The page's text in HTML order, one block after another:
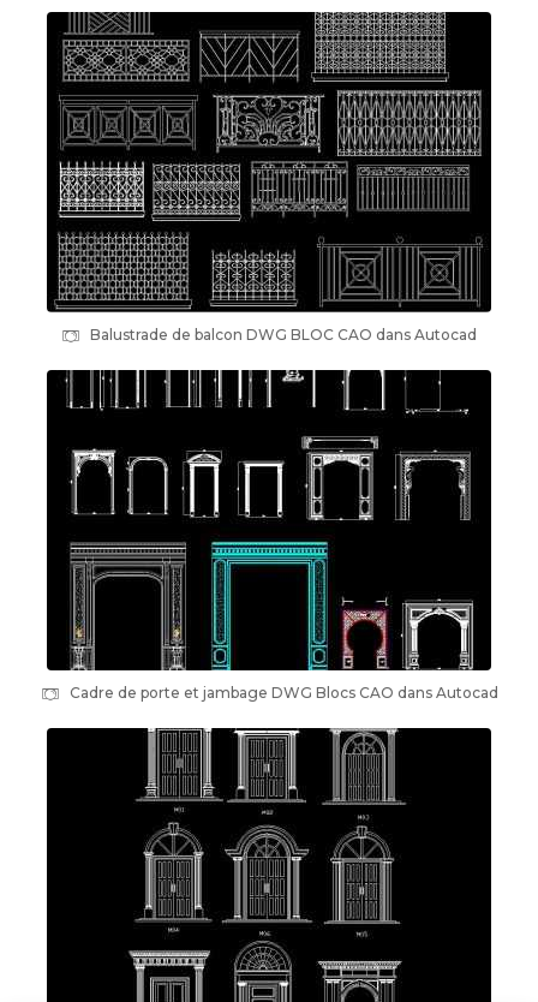
Balustrade de balcon DWG BLOC CAO dans Autocad
Cadre de porte et jambage DWG Blocs CAO dans Autocad